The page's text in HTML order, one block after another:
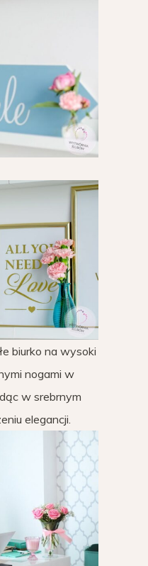
biurko na wysoki
nogami w
w srebrnym
elegancji.